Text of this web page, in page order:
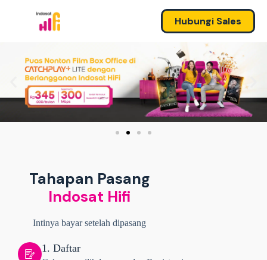
Hubungi Sales
Tahapan Pasang
Indosat Hifi
Intinya bayar setelah dipasang
1. Daftar